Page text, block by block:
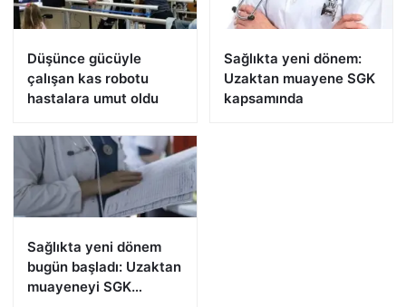
Düşünce gücüyle
çalışan kas robotu
hastalara umut oldu
Sağlıkta yeni dönem:
Uzaktan muayene SGK
kapsamında
Sağlıkta yeni dönem
bugün başladı: Uzaktan
muayeneyi SGK